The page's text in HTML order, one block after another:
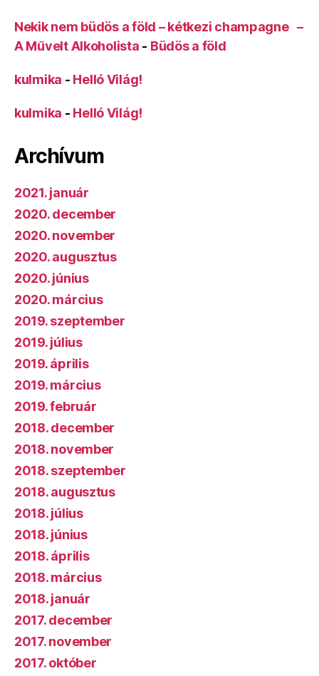
Nekik nem büdös a föld – kétkezi champagne –
A Művelt Alkoholista - Büdös a föld
kulmika - Helló Világ!
kulmika - Helló Világ!
Archívum
2021. január
2020. december
2020. november
2020. augusztus
2020. június
2020. március
2019. szeptember
2019. július
2019. április
2019. március
2019. február
2018. december
2018. november
2018. szeptember
2018. augusztus
2018. július
2018. június
2018. április
2018. március
2018. január
2017. december
2017. november
2017. október